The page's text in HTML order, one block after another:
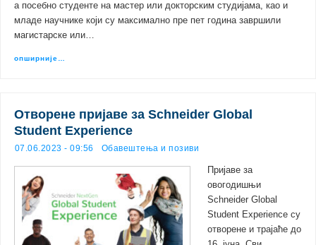
а посебно студенте на мастер или докторским студијама, као и
младе научнике који су максимално пре пет година завршили
магистарске или…
опширније…
Отворене пријаве за Schneider Global
Student Experience
07.06.2023 - 09:56 Обавештења и позиви
Пријаве за
овогодишњи
Schneider Global
Student Experience су
отворене и трајаће до